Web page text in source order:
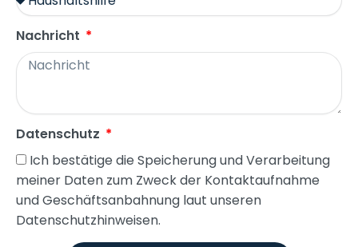
Nachricht
Datenschutz
Ich bestätige die Speicherung und Verarbeitung
meiner Daten zum Zweck der Kontaktaufnahme
und Geschäftsanbahnung laut unseren
Datenschutzhinweisen.